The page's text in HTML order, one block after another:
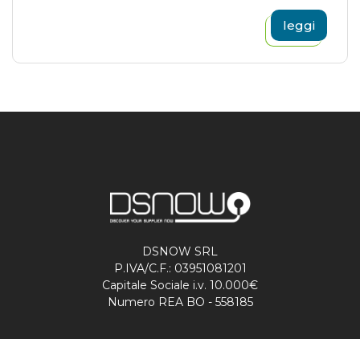
leggi
DSNOW SRL
P.IVA/C.F.: 03951081201
Capitale Sociale i.v. 10.000€
Numero REA BO - 558185